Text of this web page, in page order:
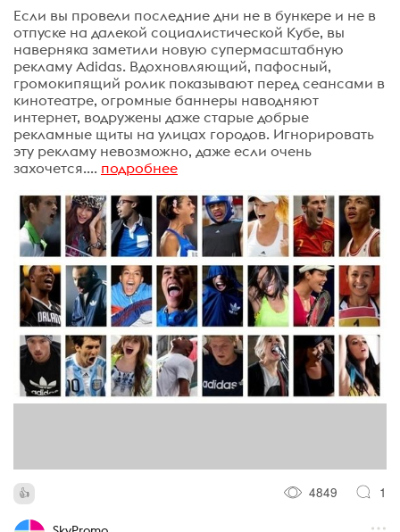
Если вы провели последние дни не в бункере и не в
отпуске на далекой социалистической Кубе, вы
наверняка заметили новую супермасштабную
рекламу Adidas. Вдохновляющий, пафосный,
громокипящий ролик показывают перед сеансами в
кинотеатре, огромные баннеры наводняют
интернет, водружены даже старые добрые
рекламные щиты на улицах городов. Игнорировать
эту рекламу невозможно, даже если очень
захочется.... подробнее
4849 1